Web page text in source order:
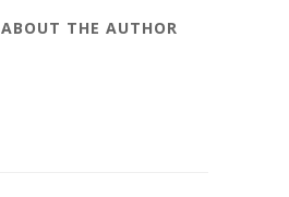
ABOUT THE AUTHOR